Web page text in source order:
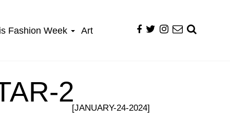
Fashion Week Art
2
[JANUARY-24-2024]